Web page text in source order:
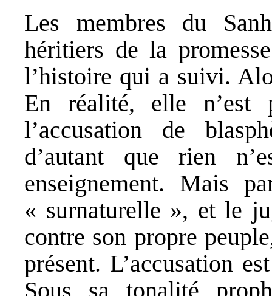
Les membres du
héritiers de la
l’histoire qui a suivi.
En réalité, elle n’est
l’accusation de
d’autant que rien
enseignement. Mais
« surnaturelle », et le
contre son propre
présent. L’accusation
Sous sa tonalité